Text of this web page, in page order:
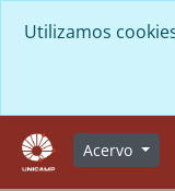
Utilizamos
Acervo